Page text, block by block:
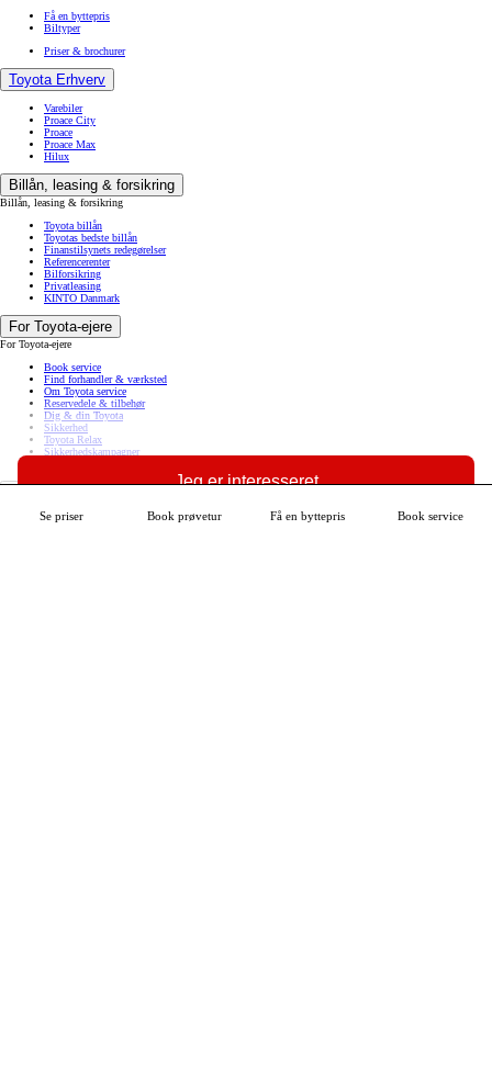
Se priser Book prøvetur Få en byttepris Book service
Jeg er interesseret
Se mere om din bil
Få en byttepris
Biltyper
Priser & brochurer
Toyota Erhverv
Varebiler
Proace City
Proace
Proace Max
Hilux
Billån, leasing & forsikring
Billån, leasing & forsikring
Toyota billån
Toyotas bedste billån
Finanstilsynets redegørelser
Referencerenter
Bilforsikring
Privatleasing
KINTO Danmark
For Toyota-ejere
For Toyota-ejere
Book service
Find forhandler & værksted
Om Toyota service
Reservedele & tilbehør
Dig & din Toyota
Sikkerhed
Toyota Relax
Sikkerhedskampagner
Om Toyota